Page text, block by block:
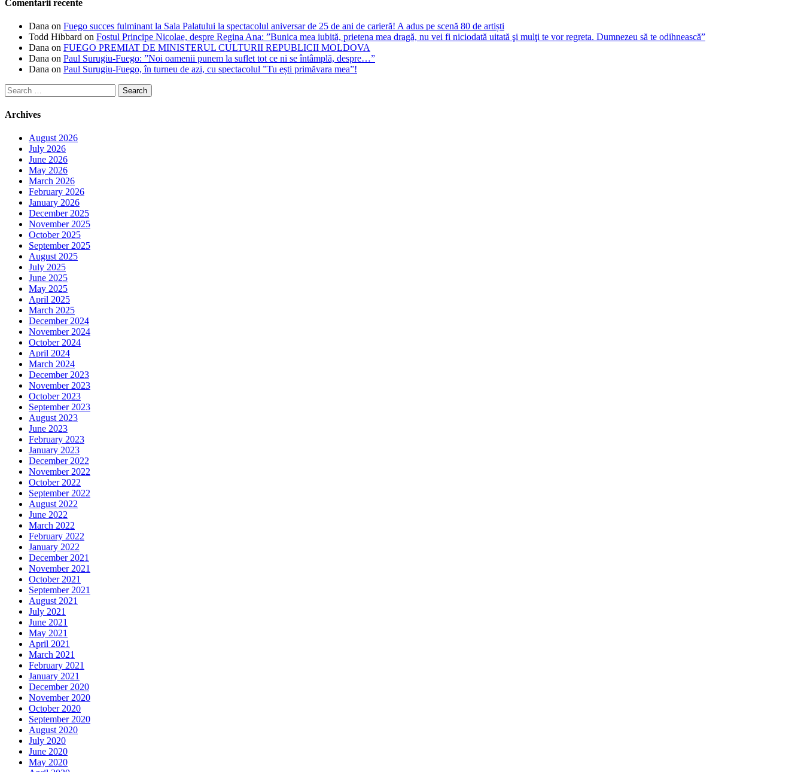
Comentarii recente
Dana on Fuego succes fulminant la Sala Palatului la spectacolul aniversar de 25 de ani de carieră! A adus pe scenă 80 de artiști
Todd Hibbard on Fostul Principe Nicolae, despre Regina Ana: ”Bunica mea iubită, prietena mea dragă, nu vei fi niciodată uitată şi mulţi te vor regreta. Dumnezeu să te odihnească”
Dana on FUEGO PREMIAT DE MINISTERUL CULTURII REPUBLICII MOLDOVA
Dana on Paul Surugiu-Fuego: ”Noi oamenii punem la suflet tot ce ni se întâmplă, despre…”
Dana on Paul Surugiu-Fuego, în turneu de azi, cu spectacolul ”Tu ești primăvara mea”!
Search
for:
Archives
August 2026
July 2026
June 2026
May 2026
March 2026
February 2026
January 2026
December 2025
November 2025
October 2025
September 2025
August 2025
July 2025
June 2025
May 2025
April 2025
March 2025
December 2024
November 2024
October 2024
April 2024
March 2024
December 2023
November 2023
October 2023
September 2023
August 2023
June 2023
February 2023
January 2023
December 2022
November 2022
October 2022
September 2022
August 2022
June 2022
March 2022
February 2022
January 2022
December 2021
November 2021
October 2021
September 2021
August 2021
July 2021
June 2021
May 2021
April 2021
March 2021
February 2021
January 2021
December 2020
November 2020
October 2020
September 2020
August 2020
July 2020
June 2020
May 2020